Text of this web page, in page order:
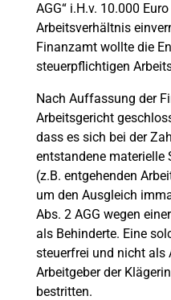
AGG“ i.H.v. 10.000
Arbeitsverhältnis
Finanzamt wollte die
steuerpflichtigen
Nach Auffassung der
Arbeitsgericht
dass es sich bei der
entstandene materielle
(z.B. entgehenden
um den Ausgleich
Abs. 2 AGG wegen
als Behinderte. Eine
steuerfrei und nicht als
Arbeitgeber der
bestritten.